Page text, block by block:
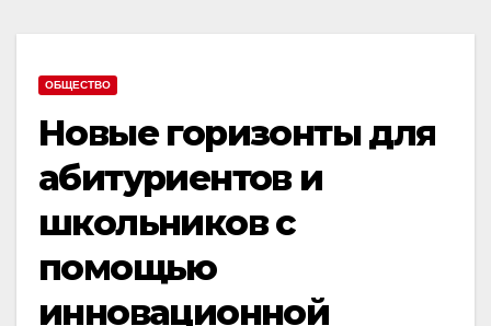
ОБЩЕСТВО
Новые горизонты для
абитуриентов и
школьников с
помощью
инновационной